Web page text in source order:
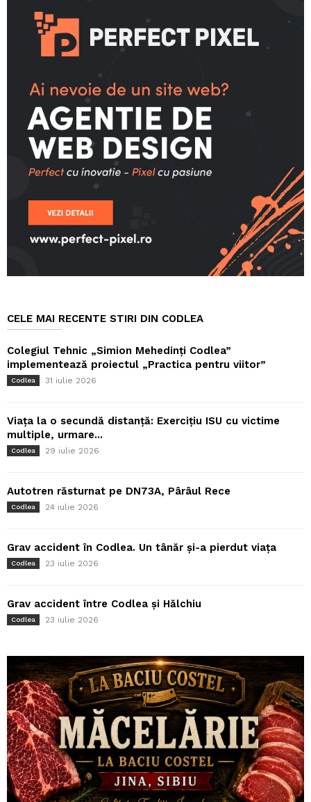
CELE MAI RECENTE STIRI DIN CODLEA
Colegiul Tehnic „Simion Mehedinți Codlea”
implementează proiectul „Practica pentru viitor”
Codlea 31 iulie 2026
Viața la o secundă distanță: Exercițiu ISU cu victime
multiple, urmare...
Codlea 29 iulie 2026
Autotren răsturnat pe DN73A, Pârâul Rece
Codlea 24 iulie 2026
Grav accident în Codlea. Un tânăr și-a pierdut viața
Codlea 23 iulie 2026
Grav accident între Codlea și Hălchiu
Codlea 23 iulie 2026